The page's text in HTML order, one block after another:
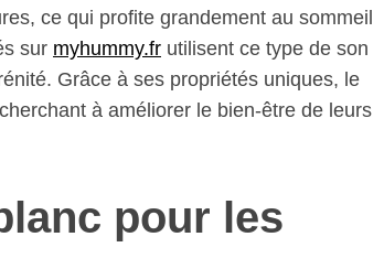
ce qui profite grandement au sommeil
sur myhummy.fr utilisent ce type de son
Grâce à ses propriétés uniques, le
à améliorer le bien-être de leurs
pour les